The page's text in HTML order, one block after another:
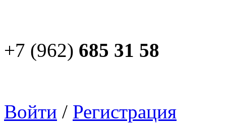
+7 (962) 685 31 58
Войти / Регистрация